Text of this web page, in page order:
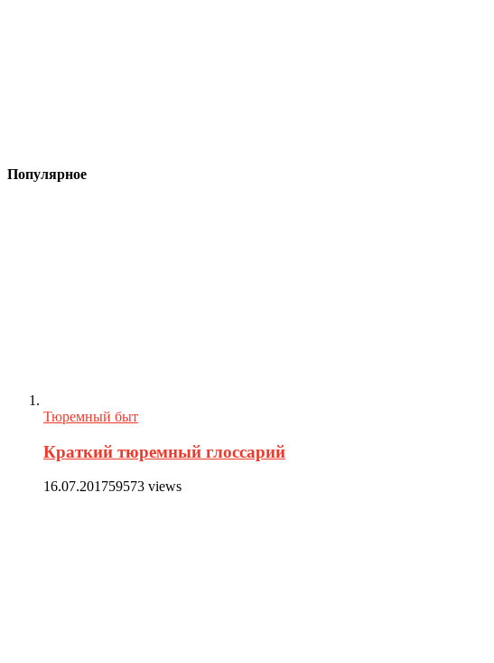
Популярное
Тюремный быт
Краткий тюремный глоссарий
16.07.201759573 views